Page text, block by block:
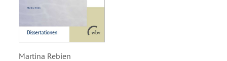
Martina Rebien